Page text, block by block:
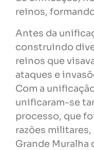
reinos,
Antes da
construindo
reinos que
ataques e
Com a
unificaram-se
processo, que
razões
Grande Muralha